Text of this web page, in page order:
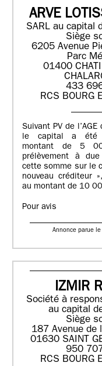
ARVE
SARL au capital
Siège
6205 Avenue
Parc
01400
433
RCS BOURG
Suivant PV de
le capital a été
montant de 5
prélèvement à
cette somme sur le
nouveau créditeur
au montant de 10
Pour avis
Annonce parue
IZMIR
Société à
au capital
Siège
187 Avenue de
01630 SAINT
950
RCS BOURG